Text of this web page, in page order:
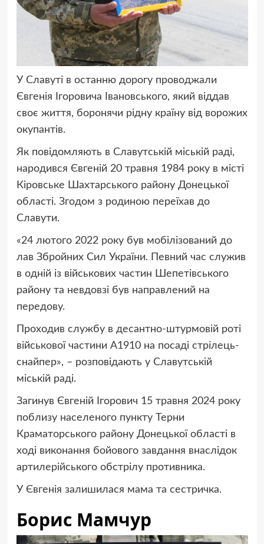
У Славуті в останню дорогу проводжали
Євгенія Ігоровича Івановського, який віддав
своє життя, боронячи рідну країну від ворожих
окупантів.
Як повідомляють в Славутській міській раді,
народився Євгеній 20 травня 1984 року в місті
Кіровське Шахтарського району Донецької
області. Згодом з родиною переїхав до
Славути.
«24 лютого 2022 року був мобілізований до
лав Збройних Сил України. Певний час служив
в одній із військових частин Шепетівського
району та невдовзі був направлений на
передову.
Проходив службу в десантно-штурмовій роті
військової частини А1910 на посаді стрілець-
снайпер», – розповідають у Славутській
міській раді.
Загинув Євгеній Ігорович 15 травня 2024 року
поблизу населеного пункту Терни
Краматорського району Донецької області в
ході виконання бойового завдання внаслідок
артилерійського обстрілу противника.
У Євгенія залишилася мама та сестричка.
Борис Мамчур